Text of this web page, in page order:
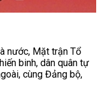
nước, Mặt trận Tổ
binh, dân quân tự
cùng Đảng bộ,